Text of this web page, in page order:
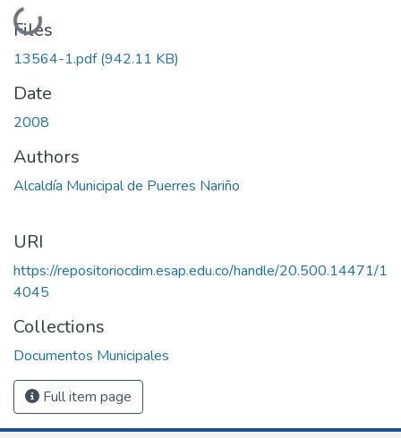
Loading...
Files
13564-1.pdf(942.11 KB)
Date
2008
Authors
Alcaldía Municipal de Puerres Nariño
URI
https://repositoriocdim.esap.edu.co/handle/20.500.14471/1
4045
Collections
Documentos Municipales
Full item page